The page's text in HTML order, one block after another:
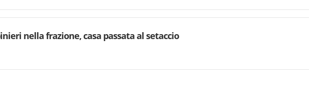
nella frazione, casa passata al setaccio